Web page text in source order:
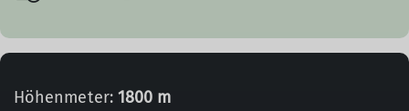
Höhenmeter: 1800 m